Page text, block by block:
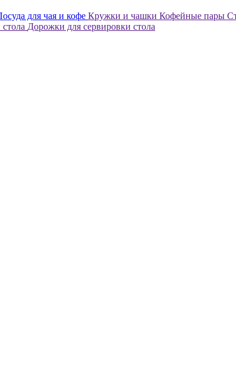
для чая и кофе Кружки и чашки Кофейные пары
Дорожки для сервировки стола